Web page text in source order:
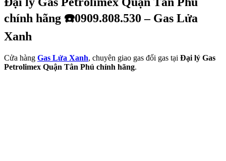
chính hãng ☎️0909.808.530 – Gas Lửa
Xanh
Cửa hàng Gas Lửa Xanh, chuyên giao gas đổi gas tại Đại lý Gas
Petrolimex Quận Tân Phú chính hãng.